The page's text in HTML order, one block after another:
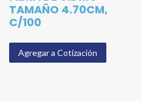
TAMAÑO 4.70CM,
C/100
Agregar a Cotización